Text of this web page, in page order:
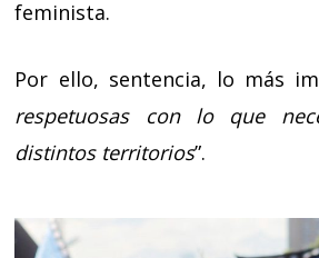
feminista.
Por ello, sentencia, lo más
respetuosas con lo que
distintos territorios”.